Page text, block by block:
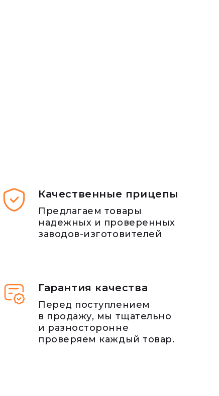
Качественные прицепы
Предлагаем товары
надежных и проверенных
заводов-изготовителей
Гарантия качества
Перед поступлением
в продажу, мы тщательно
и разносторонне
проверяем каждый товар.